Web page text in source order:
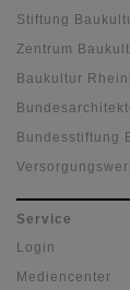
Stiftung
Zentrum
Baukultur
Bundesstiftung
Service
Login
Mediencenter